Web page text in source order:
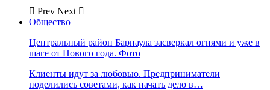
Prev Next
Общество
Центральный район Барнаула засверкал огнями и уже в
шаге от Нового года. Фото
Клиенты идут за любовью. Предприниматели
поделились советами, как начать дело в…